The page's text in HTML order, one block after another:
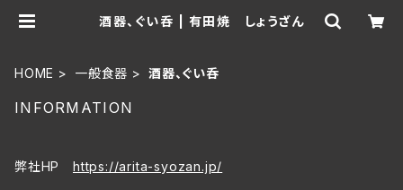
酒器、ぐい呑 | 有田焼 しょうざん
HOME 一般食器 酒器、ぐい呑
INFORMATION
弊社HP https://arita-syozan.jp/